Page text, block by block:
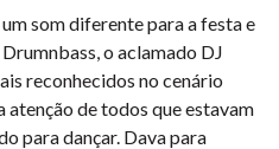
som diferente para a festa e
o aclamado DJ
reconhecidos no cenário
atenção de todos que estavam
para dançar. Dava para